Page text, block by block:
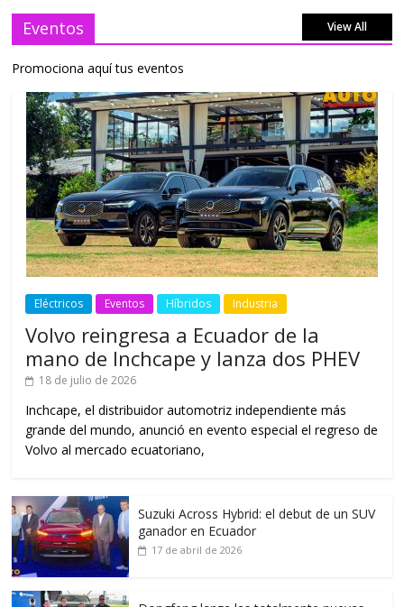
Eventos View All
Promociona aquí tus eventos
Eléctricos Eventos Híbridos Industria
Volvo reingresa a Ecuador de la
mano de Inchcape y lanza dos PHEV
18 de julio de 2026
Inchcape, el distribuidor automotriz independiente más
grande del mundo, anunció en evento especial el regreso de
Volvo al mercado ecuatoriano,
Suzuki Across Hybrid: el debut de un SUV
ganador en Ecuador
17 de abril de 2026